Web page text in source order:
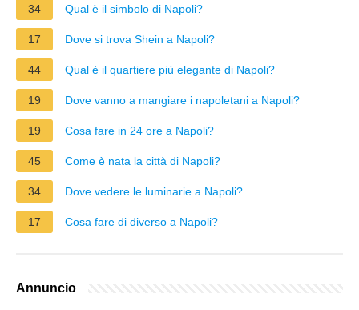
34 Qual è il simbolo di Napoli?
17 Dove si trova Shein a Napoli?
44 Qual è il quartiere più elegante di Napoli?
19 Dove vanno a mangiare i napoletani a Napoli?
19 Cosa fare in 24 ore a Napoli?
45 Come è nata la città di Napoli?
34 Dove vedere le luminarie a Napoli?
17 Cosa fare di diverso a Napoli?
Annuncio